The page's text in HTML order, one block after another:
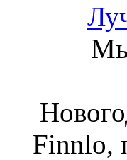
Мы
Finnlo,